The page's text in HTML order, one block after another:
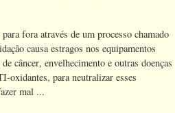
fora através de um processo chamado
causa estragos nos equipamentos
câncer, envelhecimento e outras doenças
oxidantes, para neutralizar esses
mal ...